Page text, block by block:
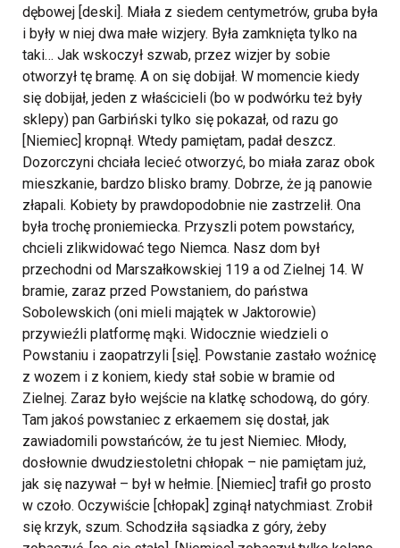
dębowej [deski]. Miała z siedem centymetrów, gruba była
i były w niej dwa małe wizjery. Była zamknięta tylko na
taki… Jak wskoczył szwab, przez wizjer by sobie
otworzył tę bramę. A on się dobijał. W momencie kiedy
się dobijał, jeden z właścicieli (bo w podwórku też były
sklepy) pan Garbiński tylko się pokazał, od razu go
[Niemiec] kropnął. Wtedy pamiętam, padał deszcz.
Dozorczyni chciała lecieć otworzyć, bo miała zaraz obok
mieszkanie, bardzo blisko bramy. Dobrze, że ją panowie
złapali. Kobiety by prawdopodobnie nie zastrzelił. Ona
była trochę proniemiecka. Przyszli potem powstańcy,
chcieli zlikwidować tego Niemca. Nasz dom był
przechodni od Marszałkowskiej 119 a od Zielnej 14. W
bramie, zaraz przed Powstaniem, do państwa
Sobolewskich (oni mieli majątek w Jaktorowie)
przywieźli platformę mąki. Widocznie wiedzieli o
Powstaniu i zaopatrzyli [się]. Powstanie zastało woźnicę
z wozem i z koniem, kiedy stał sobie w bramie od
Zielnej. Zaraz było wejście na klatkę schodową, do góry.
Tam jakoś powstaniec z erkaemem się dostał, jak
zawiadomili powstańców, że tu jest Niemiec. Młody,
dosłownie dwudziestoletni chłopak – nie pamiętam już,
jak się nazywał – był w hełmie. [Niemiec] trafił go prosto
w czoło. Oczywiście [chłopak] zginął natychmiast. Zrobił
się krzyk, szum. Schodziła sąsiadka z góry, żeby